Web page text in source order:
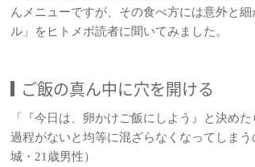
んメニューですが、その食べ方には意外と
ル」をヒトメボ読者に聞いてみました。
ご飯の真ん中に穴を開ける
「『今日は、卵かけご飯にしよう』と決め
過程がないと均等に混ざらなくなってしま
城・21歳男性）